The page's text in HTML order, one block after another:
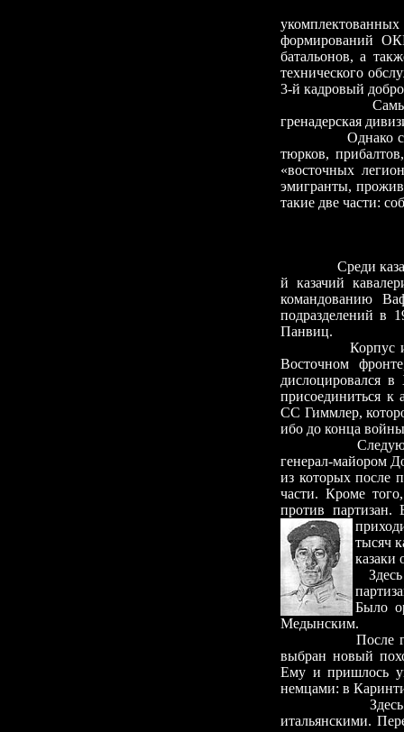
формирований
батальонов, а
технического
3-й кадровый
Самым
гренадерская
Однако следует
тюрков,
«восточных
эмигранты,
такие две части:
Среди
й казачий
командованию
подразделений в
Панвиц.
Корпус
Восточном
дислоцировался
присоединиться к
СС Гиммлер,
ибо до конца
Следующим по
генерал-майором
из которых после
части. Кроме
против партизан.
тысяч
казаки
Было
Медынским.
После гибели
выбран новый
Ему и пришлось
немцами: в
итальянскими.